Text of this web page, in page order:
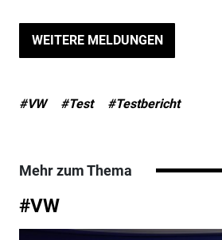
WEITERE MELDUNGEN
#VW #Test #Testbericht
Mehr zum Thema
#VW